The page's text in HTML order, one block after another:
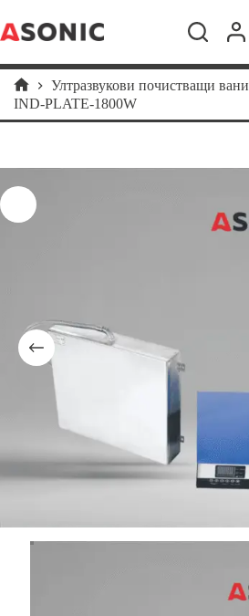
to
content
Home
Ултразвукови почистващи вани
IND-PLATE-1800W